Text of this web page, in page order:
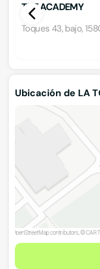
THE ACADEMY
Toques 43, bajo,
Ubicación de LA